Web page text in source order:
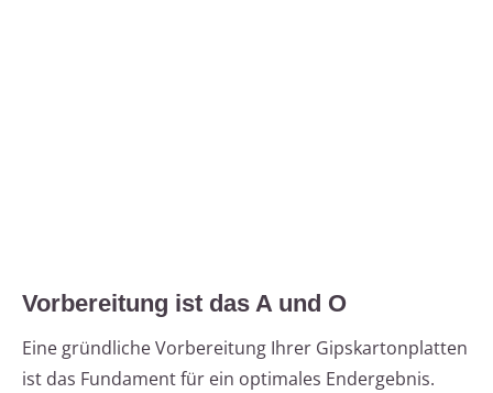
Vorbereitung ist das A und O
Eine gründliche Vorbereitung Ihrer Gipskartonplatten
ist das Fundament für ein optimales Endergebnis.